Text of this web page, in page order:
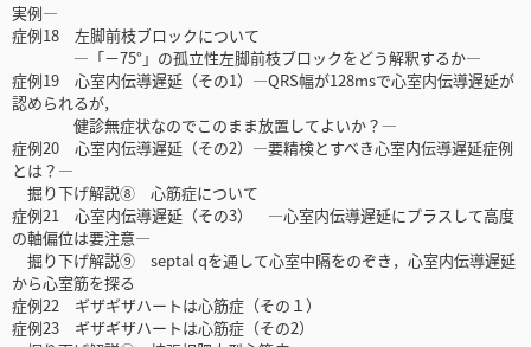
実例―
症例18 左脚前枝ブロックについて
―「－75°」の孤立性左脚前枝ブロックをどう解釈するか―
症例19 心室内伝導遅延（その1）―QRS幅が128msで心室内伝導遅延が
認められるが，
健診無症状なのでこのまま放置してよいか？―
症例20 心室内伝導遅延（その2）―要精検とすべき心室内伝導遅延症例
とは？―
掘り下げ解説⑧ 心筋症について
症例21 心室内伝導遅延（その3） ―心室内伝導遅延にプラスして高度
の軸偏位は要注意―
掘り下げ解説⑨ septal qを通して心室中隔をのぞき，心室内伝導遅延
から心室筋を探る
症例22 ギザギザハートは心筋症（その１）
症例23 ギザギザハートは心筋症（その2）